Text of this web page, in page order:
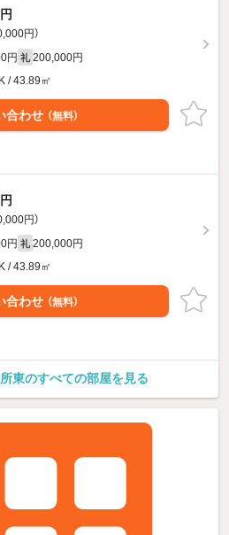
円）
円 礼 200,000円
/ 43.89㎡
合わせ （無料）
円）
円 礼 200,000円
/ 43.89㎡
合わせ （無料）
東のすべての部屋を見る